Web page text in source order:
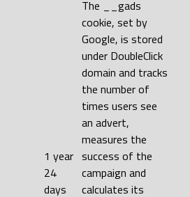
1 year
24
days
The __gads
cookie, set by
Google, is stored
under DoubleClick
domain and tracks
the number of
times users see
an advert,
measures the
success of the
campaign and
calculates its